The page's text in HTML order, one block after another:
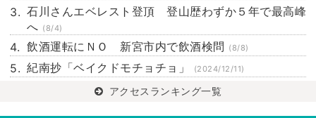
石川さんエベレスト登頂 登山歴わずか５年で最高峰
へ (8/4)
飲酒運転にＮＯ 新宮市内で飲酒検問 (8/8)
紀南抄「ベイクドモチョチョ」 (2024/12/11)
アクセスランキング一覧